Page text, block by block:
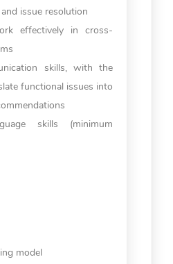
issue resolution
effectively in cross-
skills, with the
functional issues into
skills (minimum
model